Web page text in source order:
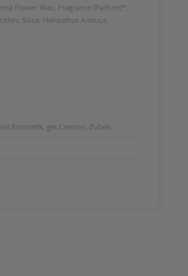
Flower Wax, Fragrance (Parfum)*,
Silica, Helianthus Annuus
get.Cremen, Zubeh.